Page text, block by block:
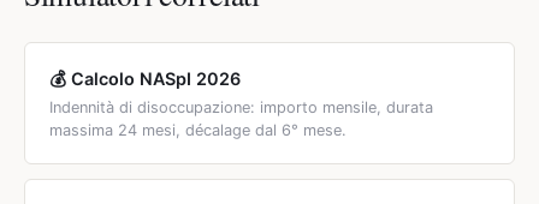
1° livello 45/60/90 giorni; Quadro 60/90/120 giorni. Se non
sostitutiva dalla tua liquidazione: RAL mensile × (giorni
preavviso / 30). In caso di dimissioni per GIUSTA CAUSA il
preavviso NON è dovuto e hai anzi diritto tu all'indennità
sostitutiva.
💰 Calcolo NASpI 2026
Indennità di disoccupazione: importo mensile, durata
massima 24 mesi, décalage dal 6° mese.